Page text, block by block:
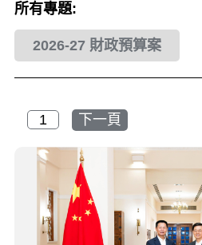
所有專題:
2026-27 財政預算案
下一頁